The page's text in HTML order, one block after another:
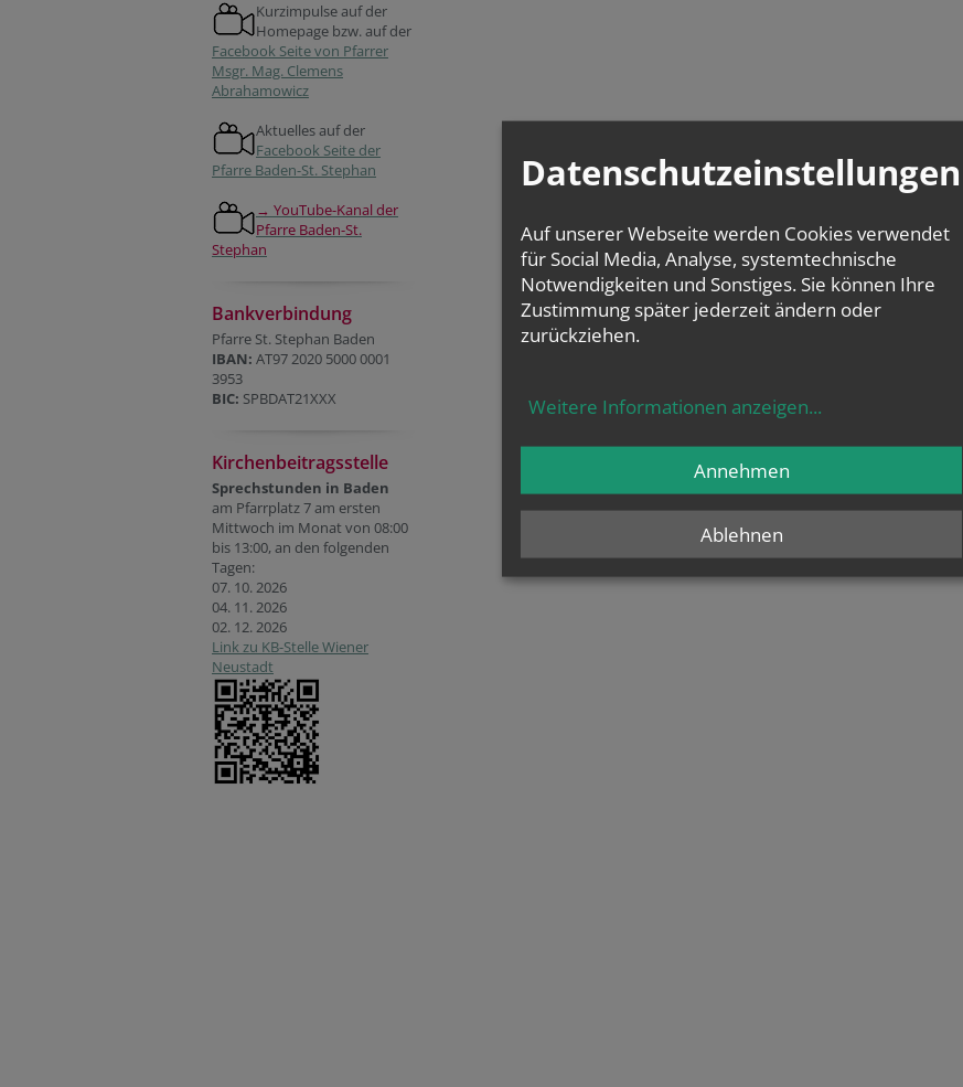
Kurzimpulse auf der
Homepage bzw. auf der
Facebook Seite von Pfarrer
Msgr. Mag. Clemens
Abrahamowicz
Aktuelles auf der
Facebook Seite der
Pfarre Baden-St. Stephan
→ YouTube-Kanal der
Pfarre Baden-St.
Stephan
Bankverbindung
Pfarre St. Stephan Baden
IBAN: AT97 2020 5000 0001
3953
BIC: SPBDAT21XXX
Kirchenbeitragsstelle
Sprechstunden in Baden
am Pfarrplatz 7 am ersten
Mittwoch im Monat von 08:00
bis 13:00, an den folgenden
Tagen:
07. 10. 2026
04. 11. 2026
02. 12. 2026
Link zu KB-Stelle Wiener
Neustadt
Datenschutzeinstellungen
Auf unserer Webseite werden Cookies verwendet
für Social Media, Analyse, systemtechnische
Notwendigkeiten und Sonstiges. Sie können Ihre
Zustimmung später jederzeit ändern oder
zurückziehen.
Weitere Informationen anzeigen...
Ablehnen
Annehmen